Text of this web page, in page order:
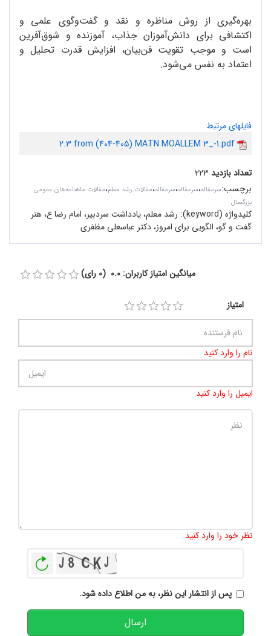
بهره‌گیری از روش مناظره و نقد و گفت‌وگوی علمی و
اکتشافی برای دانش‌آموزان جذاب، آموزنده و شوق‌آفرین
است و موجب تقویت فن‌بیان، افزایش قدرت تحلیل و
اعتماد به نفس می‌شود.
فایلهای مرتبط
2.3 from (404-405) MATN MOALLEM 3_-1.pdf
تعداد بازدید ۲۲۳
برچسب:سرمقاله‌،سرمقاله،سرمقاله،مقالات رشد معلم،مقالات ماهنامه‌های عمومی
بزرگسال
کلیدواژه (keyword):
رشد معلم، یادداشت سردبیر، امام رضا ع، هنر
گفت و گو، الگویی برای امروز، دکتر عباسعلى مظفرى
میانگین امتیاز کاربران: 0.0 (0 رای)
امتیاز
نام را وارد کنید
ایمیل را وارد کنید
نظر خود را وارد کنید
پس از انتشار این نظر، به من اطلاع داده شود.
ارسال